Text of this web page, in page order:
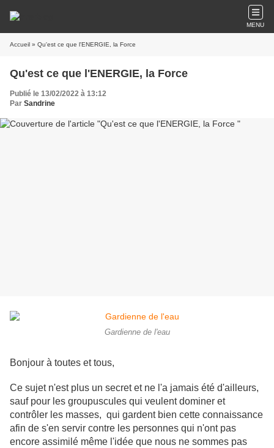
MENU
Accueil » Qu'est ce que l'ENERGIE, la Force
Qu'est ce que l'ENERGIE, la Force
Publié le 13/02/2022 à 13:12
Par Sandrine
Gardienne de l'eau
Bonjour à toutes et tous,
Ce sujet n'est plus un secret et ne l'a jamais été d'ailleurs,
sauf pour les groupuscules qui veulent dominer et
contrôler les masses, qui gardent bien cette connaissance
afin de s'en servir contre les personnes qui n'ont pas
encore assimilé même l'idée que nous ne sommes pas